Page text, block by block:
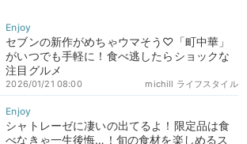
セブンの新作がめちゃウマそう♡「町中華」
がいつでも手軽に！食べ逃したらショックな
注目グルメ
michill ライフスタイル
2026/01/21 08:00
シャトレーゼに凄いの出てるよ！限定品は食
べなきゃ一生後悔…！旬の食材を楽しめるス